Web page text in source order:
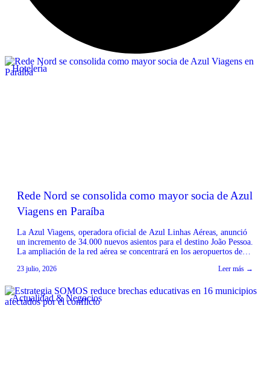
Hotelería
Rede Nord se consolida como mayor socia de Azul
Viagens en Paraíba
La Azul Viagens, operadora oficial de Azul Linhas Aéreas, anunció
un incremento de 34.000 nuevos asientos para el destino João Pessoa.
La ampliación de la red aérea se concentrará en los aeropuertos de
de Paraíba con importantes mercados emisores. Según el CEO de
23 julio, 2026 Leer más →
Actualidad & Negocios